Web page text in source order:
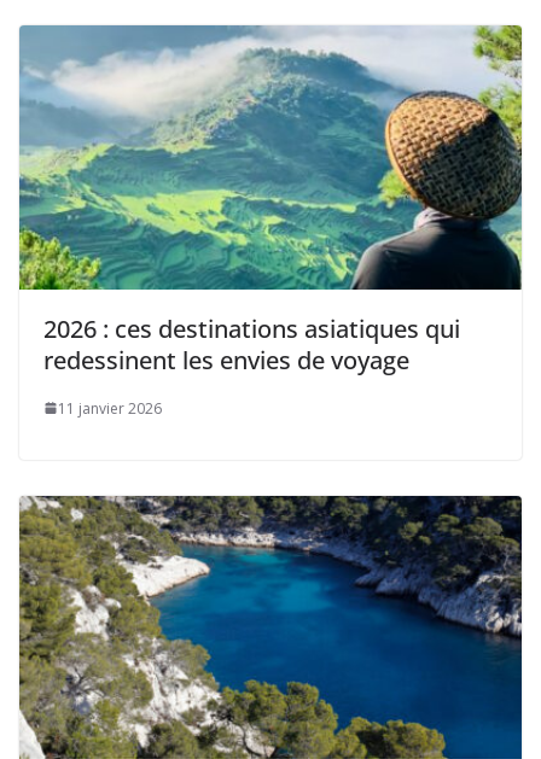
2026 : ces destinations asiatiques qui
redessinent les envies de voyage
11 janvier 2026